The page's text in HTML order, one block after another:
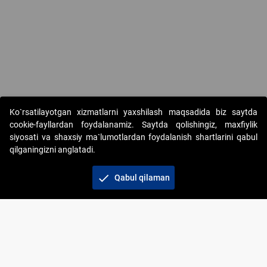
Copyright © 2017-2026. "Elektron onlayn-auksionlarni
tashkil etish" AJ. Barcha huquqlar himoyalangan
Ko`rsatilayotgan xizmatlarni yaxshilash maqsadida biz saytda
cookie-fayllardan foydalanamiz. Saytda qolishingiz, maxfiylik
siyosati va shaxsiy ma`lumotlardan foydalanish shartlarini qabul
qilganingizni anglatadi.
check Qabul qilaman